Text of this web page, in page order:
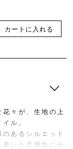
カートに入れる
々が、生地の上
ル。
あるシルエット
いた雰囲気に仕